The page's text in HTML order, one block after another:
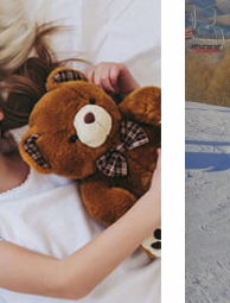
Azon
a „sütik"
vagy egyéb
kell kérniük.